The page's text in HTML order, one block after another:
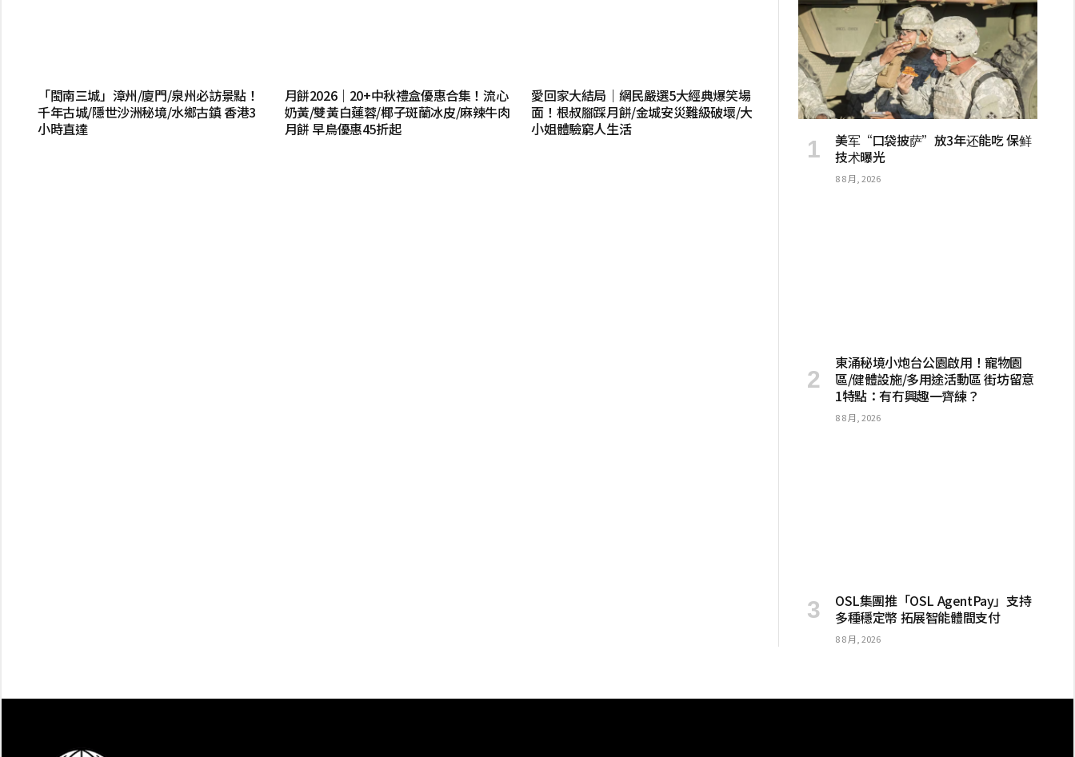
「閩南三城」漳州/廈門/泉州必訪景點！
千年古城/隱世沙洲秘境/水鄉古鎮 香港3
小時直達
月餅2026｜20+中秋禮盒優惠合集！流心
奶黃/雙黃白蓮蓉/椰子斑蘭冰皮/麻辣牛肉
月餅 早鳥優惠45折起
愛回家大結局｜網民嚴選5大經典爆笑場
面！根叔腳踩月餅/金城安災難級破壞/大
小姐體驗窮人生活
美军“口袋披萨”放3年还能吃 保鲜
技术曝光
8 8 月, 2026
東涌秘境小炮台公園啟用！寵物園
區/健體設施/多用途活動區 街坊留意
1特點：有冇興趣一齊練？
8 8 月, 2026
OSL集團推「OSL AgentPay」支持
多種穩定幣 拓展智能體間支付
8 8 月, 2026